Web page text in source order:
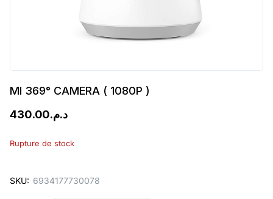
MI 369° CAMERA ( 1080P )
د.م.430.00
Rupture de stock
SKU: 6934177730078